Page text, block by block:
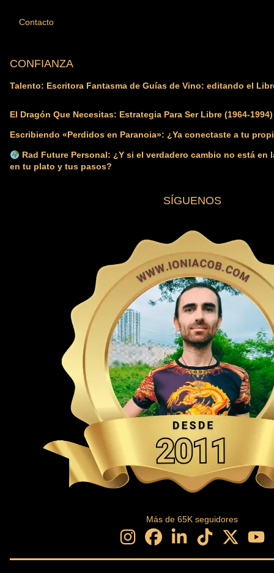
Contacto
CONFIANZA
Talento: Escritora Fantasma de Guías de Vino: editando el
El Dragón Que Necesitas: Estrategia Para Ser Libre (1964-1994)
Escribiendo «Perdidos en Paranoia»: ¿Ya conectaste a tu
Rad Future Personal: ¿Y si el verdadero cambio no está en
en tu plato y tus pasos?
SÍGUENOS
Más de65K seguidores